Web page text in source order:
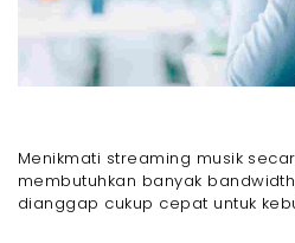
Menikmati streaming musik
membutuhkan banyak
dianggap cukup cepat untuk